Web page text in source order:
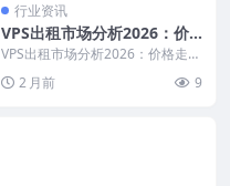
行业资讯
VPS出租市场分析2026：价
格走势与行业趋势深度报告
VPS出租市场分析2026：价格走势
租市场在过...
2 月前 9